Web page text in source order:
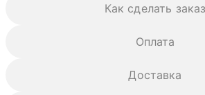
Как сделать заказ
Оплата
Доставка